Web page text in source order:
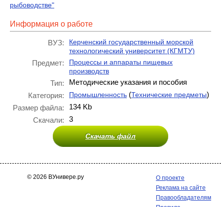
рыбоводстве"
Информация о работе
ВУЗ:
Керченский государственный морской
технологический университет (КГМТУ)
Предмет:
Процессы и аппараты пищевых
производств
Тип:
Методические указания и пособия
Категория:
Промышленность (Технические предметы)
Размер файла:
134 Kb
Скачали:
3
Скачать файл
© 2026 ВУнивере.ру
О проекте
Реклама на сайте
Правообладателям